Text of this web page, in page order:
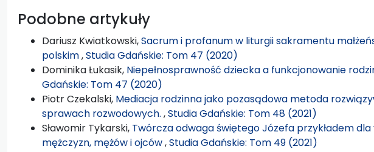
Podobne artykuły
Dariusz Kwiatkowski,Sacrum i profanum w liturgii sakramentu
polskim,Studia Gdańskie: Tom 47 (2020)
Dominika Łukasik, Niepełnosprawność dziecka a funkcjonowanie
Gdańskie: Tom 47 (2020)
Piotr Czekalski, Mediacja rodzinna jako pozasądowa metoda
sprawach rozwodowych. ,Studia Gdańskie: Tom 48 (2021)
Sławomir Tykarski, Twórcza odwaga świętego Józefa przykładem dla
mężczyzn, mężów i ojców,Studia Gdańskie: Tom 49 (2021)